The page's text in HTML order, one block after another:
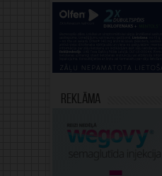
Reklāma